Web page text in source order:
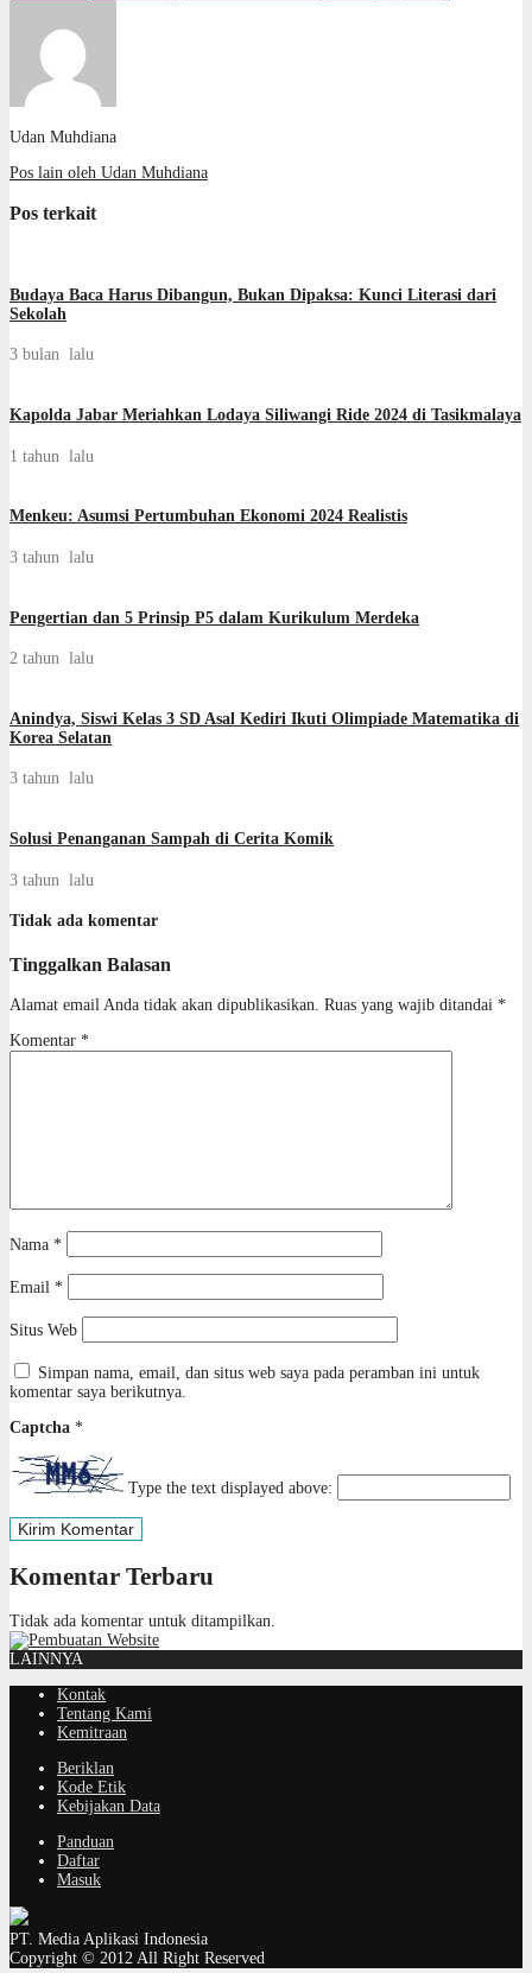
Udan Muhdiana
Pos lain oleh Udan Muhdiana
Pos terkait
Budaya Baca Harus Dibangun, Bukan Dipaksa: Kunci Literasi dari
Sekolah
3 bulan lalu
Kapolda Jabar Meriahkan Lodaya Siliwangi Ride 2024 di Tasikmalaya
1 tahun lalu
Menkeu: Asumsi Pertumbuhan Ekonomi 2024 Realistis
3 tahun lalu
Pengertian dan 5 Prinsip P5 dalam Kurikulum Merdeka
2 tahun lalu
Anindya, Siswi Kelas 3 SD Asal Kediri Ikuti Olimpiade Matematika di
Korea Selatan
3 tahun lalu
Solusi Penanganan Sampah di Cerita Komik
3 tahun lalu
Tidak ada komentar
Tinggalkan Balasan
Alamat email Anda tidak akan dipublikasikan. Ruas yang wajib ditandai *
Komentar *
Nama *
Email *
Situs Web
Simpan nama, email, dan situs web saya pada peramban ini untuk
komentar saya berikutnya.
Captcha *
Type the text displayed above:
Komentar Terbaru
Tidak ada komentar untuk ditampilkan.
LAINNYA
Kontak
Tentang Kami
Kemitraan
Beriklan
Kode Etik
Kebijakan Data
Panduan
Daftar
Masuk
PT. Media Aplikasi Indonesia
Copyright © 2012 All Right Reserved